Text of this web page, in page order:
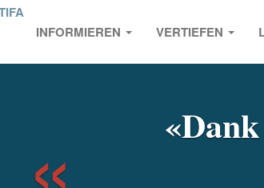
INFORMIEREN VERTIEFEN
Previous